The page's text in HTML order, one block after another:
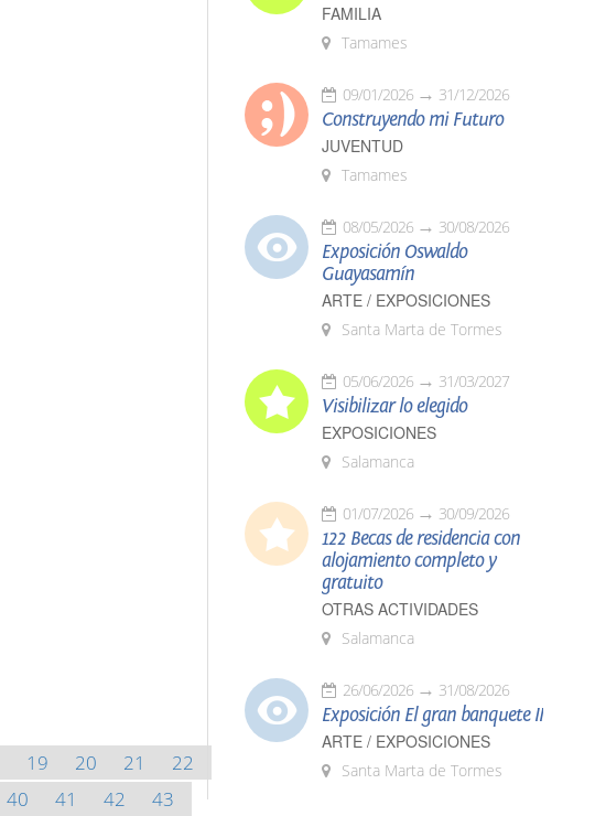
19 20 21
22
40 41 42
43
FAMILIA
Tamames
09/01/2026 31/12/2026
Construyendo mi Futuro
JUVENTUD
Tamames
08/05/2026 30/08/2026
Exposición Oswaldo
Guayasamín
ARTE / EXPOSICIONES
Santa Marta de Tormes
05/06/2026 31/03/2027
Visibilizar lo elegido
EXPOSICIONES
Salamanca
01/07/2026 30/09/2026
122 Becas de residencia con
alojamiento completo y
gratuito
OTRAS ACTIVIDADES
Salamanca
26/06/2026 31/08/2026
Exposición El gran banquete II
ARTE / EXPOSICIONES
Santa Marta de Tormes